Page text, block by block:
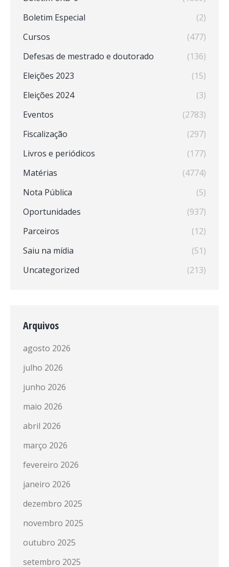
Boletim Especial
(2)
Cursos
(477)
Defesas de mestrado e doutorado
(136)
Eleições 2023
(15)
Eleições 2024
(3)
Eventos
(2783)
Fiscalização
(297)
Livros e periódicos
(177)
Matérias
(4774)
Nota Pública
(5)
Oportunidades
(937)
Parceiros
(12)
Saiu na mídia
(51)
Uncategorized
(213)
Arquivos
agosto 2026
julho 2026
junho 2026
maio 2026
abril 2026
março 2026
fevereiro 2026
janeiro 2026
dezembro 2025
novembro 2025
outubro 2025
setembro 2025